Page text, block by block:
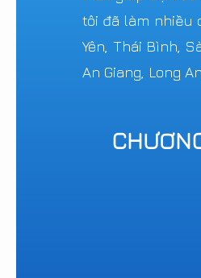
tôi đã làm nhiều
Yên, Thái Bình,
An Giang, Long